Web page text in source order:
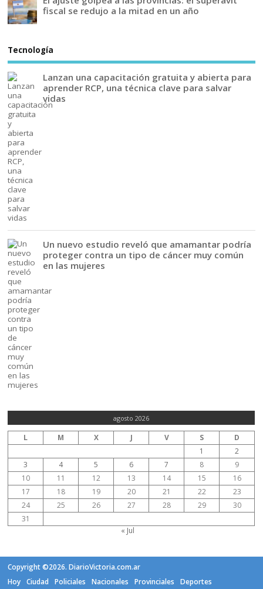
fiscal se redujo a la mitad en un año
Tecnología
Lanzan una capacitación gratuita y abierta para
aprender RCP, una técnica clave para salvar
vidas
Un nuevo estudio reveló que amamantar podría
proteger contra un tipo de cáncer muy común
en las mujeres
agosto 2026
L M X J V S
D
1
2
3
4 5 6 7 8
9
10
11 12 13 14 15
16
17
18 19 20 21 22
23
24
25 26 27 28 29
30
31
« Jul
Copyright ©2026. DiarioVictoria.com.ar
Hoy
Ciudad Policiales Nacionales Provinciales Deportes